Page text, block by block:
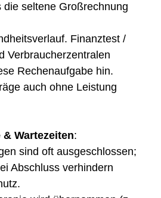
die seltene Großrechnung
Finanztest /
Verbraucherzentralen
Rechenaufgabe hin.
auch ohne Leistung
Wartezeiten:
sind oft ausgeschlossen;
Abschluss verhindern